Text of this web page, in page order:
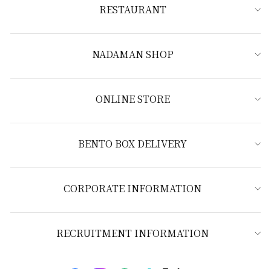
RESTAURANT
NADAMAN SHOP
ONLINE STORE
BENTO BOX DELIVERY
CORPORATE INFORMATION
RECRUITMENT INFORMATION